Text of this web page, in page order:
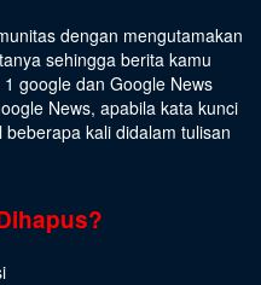
dengan mengutamakan
sehingga berita kamu
google dan Google News
News, apabila kata kunci
kali didalam tulisan